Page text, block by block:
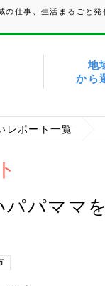
の仕事、生活まるごと発
地
から
レポート一覧
パママ